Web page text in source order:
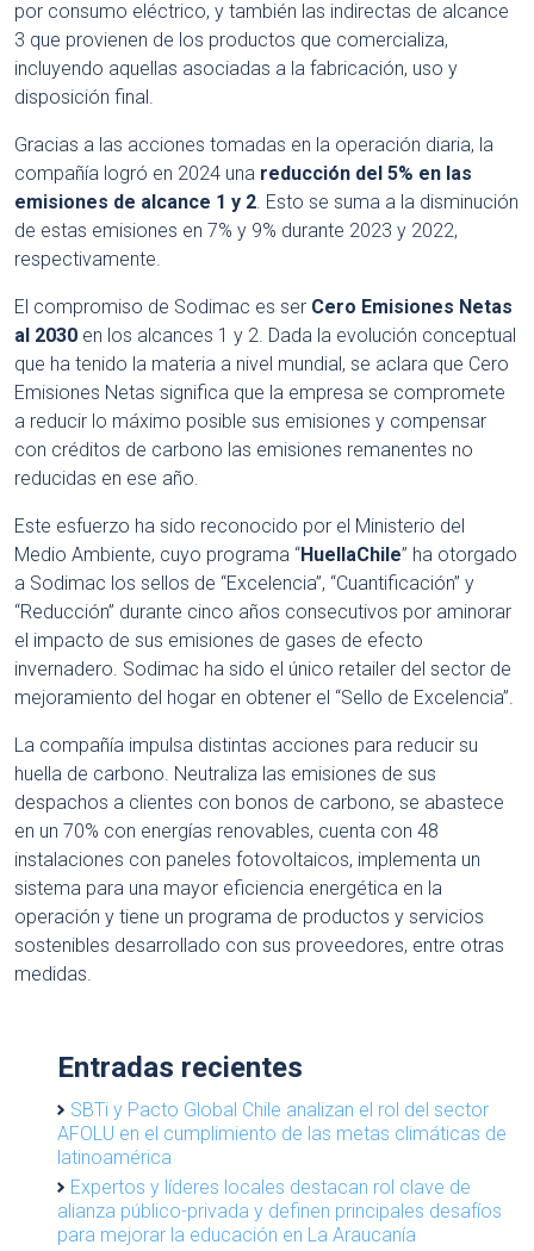
por consumo eléctrico, y también las indirectas de alcance
3 que provienen de los productos que comercializa,
incluyendo aquellas asociadas a la fabricación, uso y
disposición final.
Gracias a las acciones tomadas en la operación diaria, la
compañía logró en 2024 una reducción del 5% en las
emisiones de alcance 1 y 2 . Esto se suma a la disminución
de estas emisiones en 7% y 9% durante 2023 y 2022,
respectivamente.
El compromiso de Sodimac es ser Cero Emisiones Netas
al 2030 en los alcances 1 y 2. Dada la evolución conceptual
que ha tenido la materia a nivel mundial, se aclara que Cero
Emisiones Netas significa que la empresa se compromete
a reducir lo máximo posible sus emisiones y compensar
con créditos de carbono las emisiones remanentes no
reducidas en ese año.
Este esfuerzo ha sido reconocido por el Ministerio del
Medio Ambiente, cuyo programa “HuellaChile” ha otorgado
a Sodimac los sellos de “Excelencia”, “Cuantificación” y
“Reducción” durante cinco años consecutivos por aminorar
el impacto de sus emisiones de gases de efecto
invernadero. Sodimac ha sido el único retailer del sector de
mejoramiento del hogar en obtener el “Sello de Excelencia”.
La compañía impulsa distintas acciones para reducir su
huella de carbono. Neutraliza las emisiones de sus
despachos a clientes con bonos de carbono, se abastece
en un 70% con energías renovables, cuenta con 48
instalaciones con paneles fotovoltaicos, implementa un
sistema para una mayor eficiencia energética en la
operación y tiene un programa de productos y servicios
sostenibles desarrollado con sus proveedores, entre otras
medidas.
Entradas recientes
SBTi y Pacto Global Chile analizan el rol del sector
AFOLU en el cumplimiento de las metas climáticas de
latinoamérica
Expertos y líderes locales destacan rol clave de
alianza público-privada y definen principales desafíos
para mejorar la educación en La Araucanía